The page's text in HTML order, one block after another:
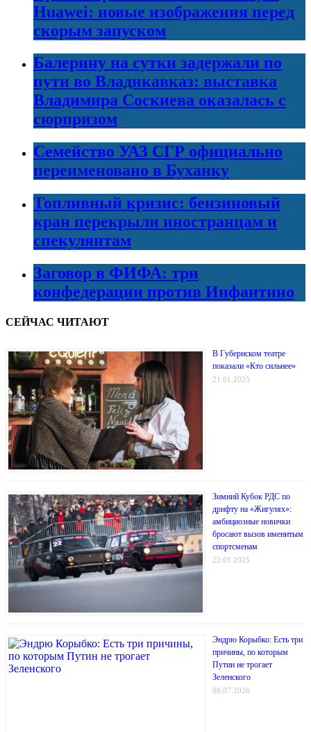
Huawei: новые изображения перед
скорым запуском
Балерину на сутки задержали по
пути во Владикавказ: выставка
Владимира Соскиева оказалась с
сюрпризом
Семейство УАЗ СГР официально
переименовано в Буханку
Топливный кризис: бензиновый
кран перекрыли иностранцам и
спекулянтам
Заговор в ФИФА: три
конфедерации против Инфантино
СЕЙЧАС ЧИТАЮТ
В Губернском театре
показали «Кто сильнее»
21.01.2025
Зимний Кубок РДС по
дрифту на «Жигулях»:
амбициозные новички
бросают вызов именитым
спортсменам
22.01.2025
Эндрю Корыбко: Есть три
причины, по которым
Путин не трогает
Зеленского
08.07.2026